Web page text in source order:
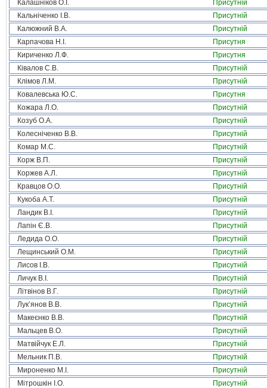
Калашніков О.І.
Присутній
Кальніченко І.В.
Присутній
Калюжний В.А.
Присутній
Карпачова Н.І.
Присутня
Кириченко Л.Ф.
Присутня
Ківалов С.В.
Присутній
Клімов Л.М.
Присутній
Ковалевська Ю.С.
Присутня
Кожара Л.О.
Присутній
Козуб О.А.
Присутній
Колесніченко В.В.
Присутній
Комар М.С.
Присутній
Корж В.П.
Присутній
Коржев А.Л.
Присутній
Кравцов О.О.
Присутній
Кукоба А.Т.
Присутній
Ландик В.І.
Присутній
Лапін Є.В.
Присутній
Ледида О.О.
Присутній
Лещинський О.М.
Присутній
Лисов І.В.
Присутній
Личук В.І.
Присутній
Літвінов В.Г.
Присутній
Лук’янов В.В.
Присутній
Макеєнко В.В.
Присутній
Мальцев В.О.
Присутній
Матвійчук Е.Л.
Присутній
Мельник П.В.
Присутній
Мироненко М.І.
Присутній
Мітрошкін І.О.
Присутній